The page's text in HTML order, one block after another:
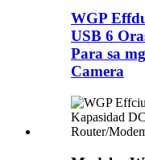
WGP
USB 6
Para sa
Camera